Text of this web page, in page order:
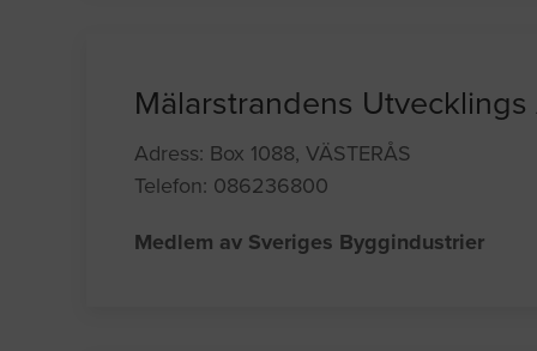
Mälarstrandens Utvecklings
Adress: Box 1088, VÄSTERÅS
Telefon: 086236800
Medlem av Sveriges Byggindustrier